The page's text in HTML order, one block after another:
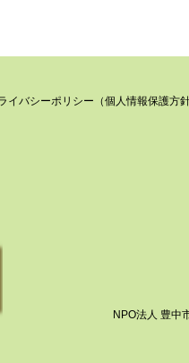
イバシーポリシー（個人情報保護方針
NPO法人 豊中